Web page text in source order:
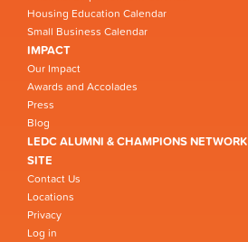
Housing Education Calendar
Small Business Calendar
IMPACT
Our Impact
Awards and Accolades
Press
Blog
LEDC ALUMNI & CHAMPIONS NETWORK
SITE
Contact Us
Locations
Privacy
Log in